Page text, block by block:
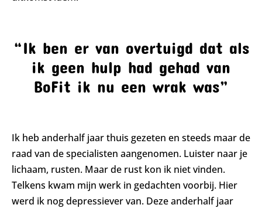
“Ik ben er van overtuigd dat als
ik geen hulp had gehad van
BoFit ik nu een wrak was”
Ik heb anderhalf jaar thuis gezeten en steeds maar de
raad van de specialisten aangenomen. Luister naar je
lichaam, rusten. Maar de rust kon ik niet vinden.
Telkens kwam mijn werk in gedachten voorbij. Hier
werd ik nog depressiever van. Deze anderhalf jaar